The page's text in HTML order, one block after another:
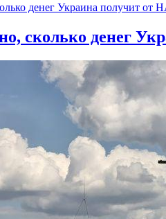
сколько денег